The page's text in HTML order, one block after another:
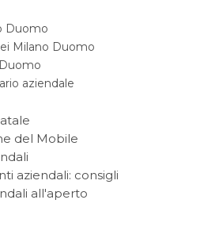
Duomo
Milano Duomo
aziendale
del Mobile
aziendali: consigli
all'aperto